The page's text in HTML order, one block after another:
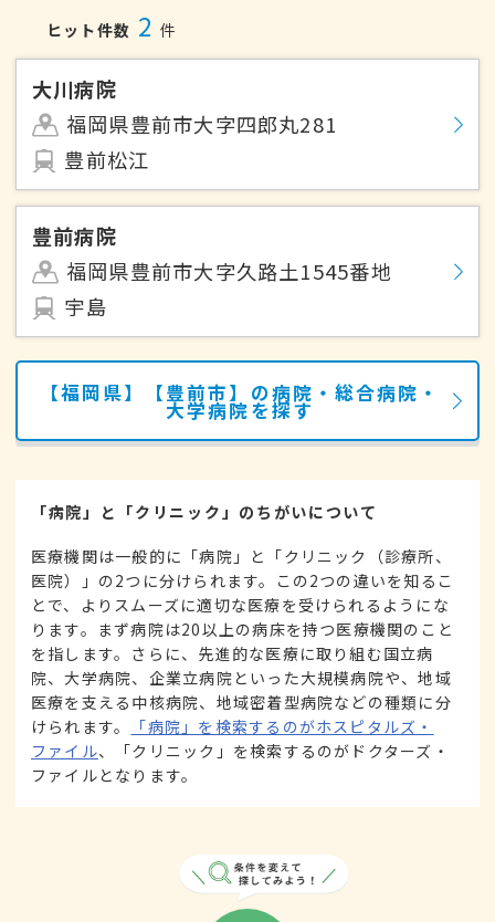
ヒット件数 2 件
大川病院
福岡県豊前市大字四郎丸281
豊前松江
豊前病院
福岡県豊前市大字久路土1545番地
宇島
【福岡県】【豊前市】の病院・総合病院・
大学病院を探す
「病院」と「クリニック」のちがいについて
医療機関は一般的に「病院」と「クリニック（診療所、
医院）」の2つに分けられます。この2つの違いを知るこ
とで、よりスムーズに適切な医療を受けられるようにな
ります。まず病院は20以上の病床を持つ医療機関のこと
を指します。さらに、先進的な医療に取り組む国立病
院、大学病院、企業立病院といった大規模病院や、地域
医療を支える中核病院、地域密着型病院などの種類に分
けられます。
「病院」を検索するのがホスピタルズ・
ファイル、「クリニック」を検索するのがドクターズ・
ファイルとなります。